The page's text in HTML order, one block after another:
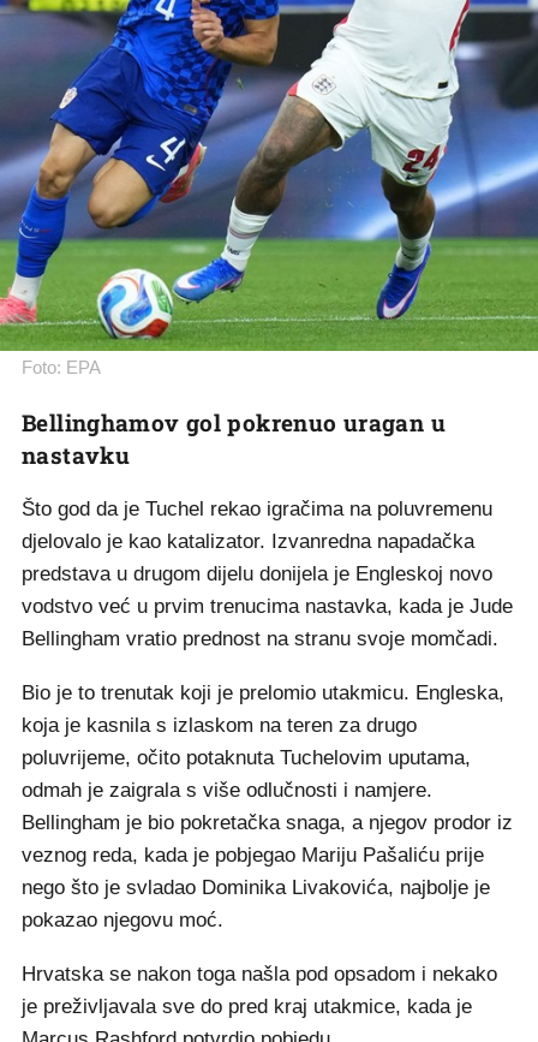
Foto: EPA
Bellinghamov gol pokrenuo uragan u
nastavku
Što god da je Tuchel rekao igračima na poluvremenu
djelovalo je kao katalizator. Izvanredna napadačka
predstava u drugom dijelu donijela je Engleskoj novo
vodstvo već u prvim trenucima nastavka, kada je Jude
Bellingham vratio prednost na stranu svoje momčadi.
Bio je to trenutak koji je prelomio utakmicu. Engleska,
koja je kasnila s izlaskom na teren za drugo
poluvrijeme, očito potaknuta Tuchelovim uputama,
odmah je zaigrala s više odlučnosti i namjere.
Bellingham je bio pokretačka snaga, a njegov prodor iz
veznog reda, kada je pobjegao Mariju Pašaliću prije
nego što je svladao Dominika Livakovića, najbolje je
pokazao njegovu moć.
Hrvatska se nakon toga našla pod opsadom i nekako
je preživljavala sve do pred kraj utakmice, kada je